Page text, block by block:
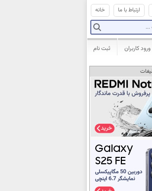
خانه ارتباط با ما
ثبت نام ورود کاربران